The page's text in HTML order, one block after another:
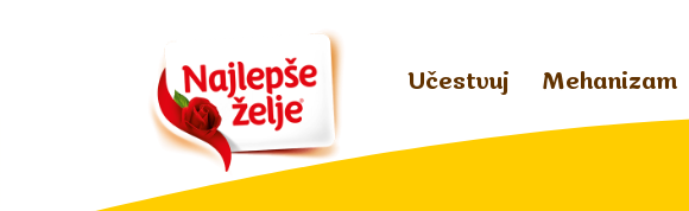
Učestvuj Mehanizam